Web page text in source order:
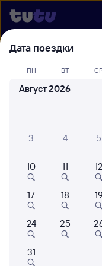
Выберите
билеты
22 года работаем
Куда
Когда
Кто едет
Дата поездки
ПН ВТ
Август 2026
3 4 5
10 11 12
17 18 19
24 25
31